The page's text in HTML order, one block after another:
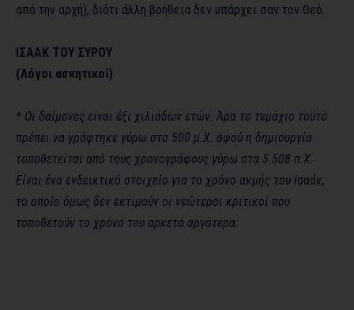
από την αρχή), διότι άλλη βοήθεια δεν υπάρχει σαν τον Θεό.
ΙΣΑΑΚ ΤΟΥ ΣΥΡΟΥ
(Λόγοι ασκητικοί)
* Οι δαίμονες είναι έξι χιλιάδων ετών. Άρα το τεμάχιο τούτο
πρέπει να γράφτηκε γύρω στα 500 μ.Χ. αφού η δημιουργία
τοποθετείται από τους χρονογράφους γύρω στα 5.508 π.Χ.
Είναι ένα ενδεικτικό στοιχείο για το χρόνο ακμής του Ισαάκ,
το οποίο όμως δεν εκτιμούν οι νεώτεροι κριτικοί που
τοποθετούν το χρόνο του αρκετά αργότερα.